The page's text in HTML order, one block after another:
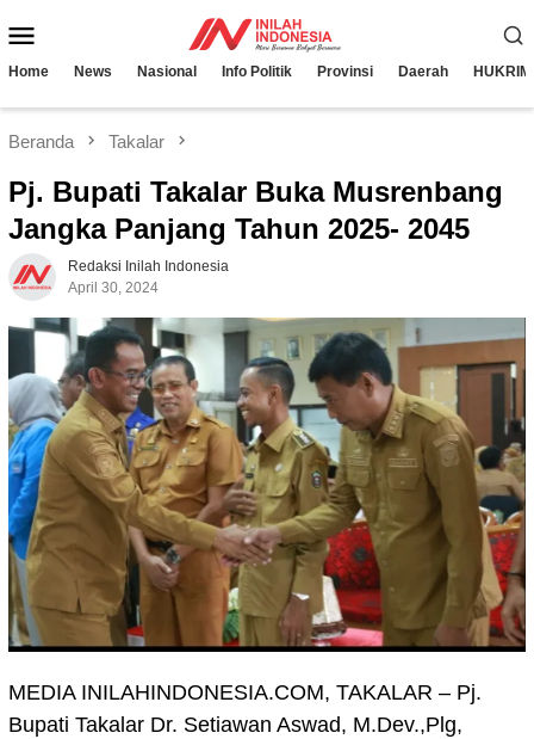
ke
Mobile
Home News Nasional Info Politik Provinsi Daerah HUKRIM
Beranda Takalar
Pj. Bupati Takalar Buka Musrenbang
Jangka Panjang Tahun 2025- 2045
Redaksi Inilah Indonesia
April 30, 2024
MEDIA INILAHINDONESIA.COM, TAKALAR – Pj.
Bupati Takalar Dr. Setiawan Aswad, M.Dev.,Plg,